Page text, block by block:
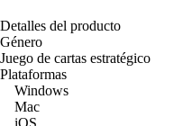
Detalles del producto
Género
Juego de cartas estratégico
Plataformas
Windows
Mac
iOS